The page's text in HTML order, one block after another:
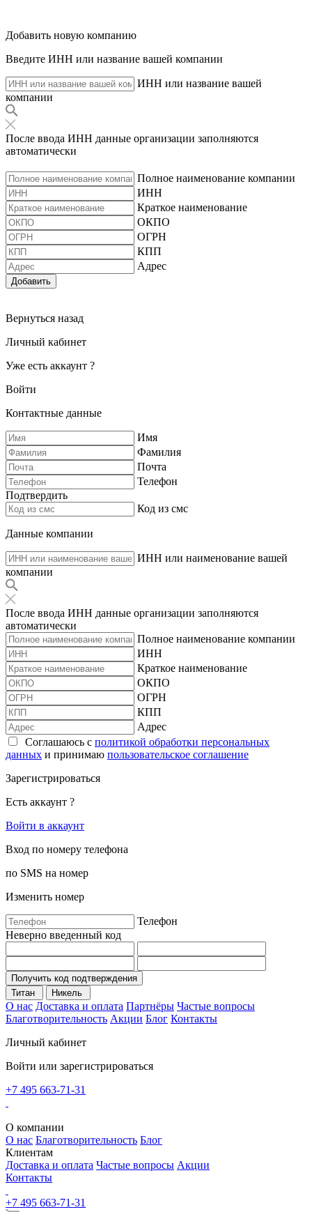
Добавить новую компанию
Введите ИНН или название вашей компании
ИНН или название вашей
компании
После ввода ИНН данные организации заполняются
автоматически
Полное наименование компании
ИНН
Краткое наименование
ОКПО
ОГРН
КПП
Адрес
Добавить
Вернуться назад
Личный кабинет
Уже есть аккаунт ?
Войти
Контактные данные
Имя
Фамилия
Почта
Телефон
Подтвердить
Код из смс
Данные компании
ИНН или наименование вашей
компании
После ввода ИНН данные организации заполняются
автоматически
Полное наименование компании
ИНН
Краткое наименование
ОКПО
ОГРН
КПП
Адрес
Соглашаюсь с политикой обработки персональных
данных и принимаю пользовательское соглашение
Зарегистрироваться
Есть аккаунт ?
Войти в аккаунт
Вход по номеру телефона
по SMS на номер
Изменить номер
Телефон
Неверно введенный код
Получить код подтверждения
Титан
Никель
О нас Доставка и оплата Партнёры Частые вопросы
Благотворительность Акции Блог Контакты
Личный кабинет
Войти или зарегистрироваться
+7 495 663-71-31
О компании
О нас Благотворительность Блог
Клиентам
Доставка и оплата Частые вопросы Акции
Контакты
+7 495 663-71-31